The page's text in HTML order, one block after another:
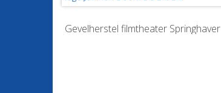
Gevelherstel filmtheater Springhaver